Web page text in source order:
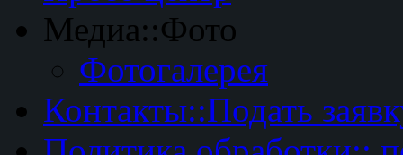
Медиа::Фото
Фотогалерея
Контакты::Подать